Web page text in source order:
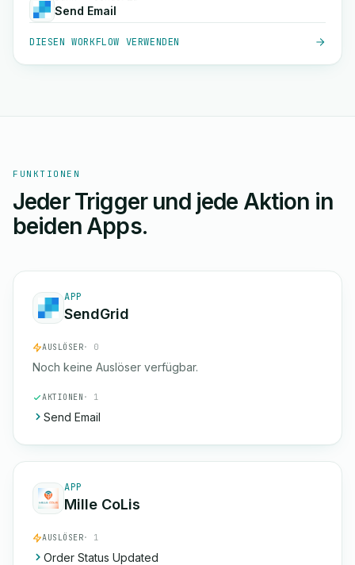
Send Email
DIESEN WORKFLOW VERWENDEN
FUNKTIONEN
Jeder Trigger und jede Aktion in
beiden Apps.
APP
SendGrid
AUSLÖSER· 0
Noch keine Auslöser verfügbar.
AKTIONEN · 1
Send Email
APP
Mille CoLis
AUSLÖSER· 1
Order Status Updated